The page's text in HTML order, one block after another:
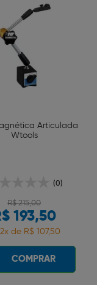
Articulada
Wtools
(0)
R$ 215,00
193,50
de R$ 107,50
COMPRAR